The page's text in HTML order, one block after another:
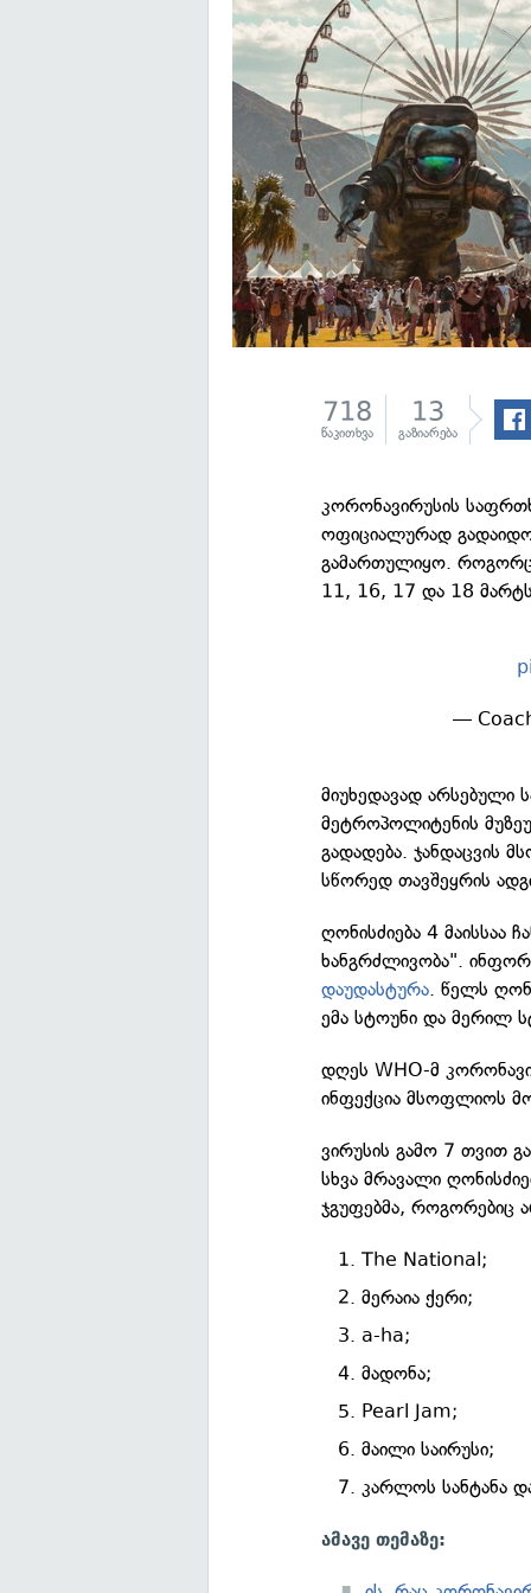
718
წაკითხვა
13
გაზიარება
კორონავირუსის
ოფიციალურად
გამართულიყო. როგორც
11, 16, 17 და 18 მარტს
—
მიუხედავად არსებული
მეტროპოლიტენის
გადადება. ჯანდაცვის
სწორედ თავშეყრის
ღონისძიება 4 მაისსაა
ხანგრძლივობა".
დაუდასტურა. წელს
ემა სტოუნი და მერილ
დღეს WHO-მ
ინფექცია მსოფლიოს
ვირუსის გამო 7 თვით
სხვა მრავალი
ჯგუფებმა, როგორებიც
The National;
მერაია ქერი;
a-ha;
მადონა;
Pearl Jam;
მაილი საირუსი;
კარლოს სანტანა
ამავე თემაზე: